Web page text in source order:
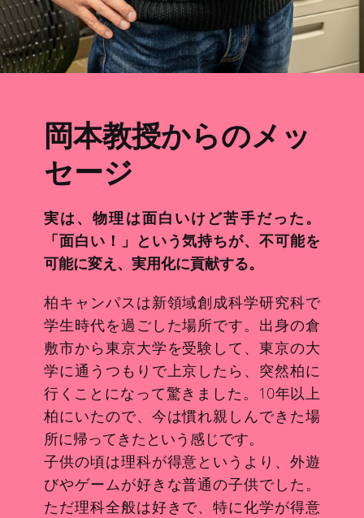
岡本教授からのメッ
セージ
実は、物理は面白いけど苦手だった。
「面白い！」という気持ちが、不可能を
可能に変え、実用化に貢献する。
柏キャンパスは新領域創成科学研究科で
学生時代を過ごした場所です。出身の倉
敷市から東京大学を受験して、東京の大
学に通うつもりで上京したら、突然柏に
行くことになって驚きました。10年以上
柏にいたので、今は慣れ親しんできた場
所に帰ってきたという感じです。
子供の頃は理科が得意というより、外遊
びやゲームが好きな普通の子供でした。
ただ理科全般は好きで、特に化学が得意